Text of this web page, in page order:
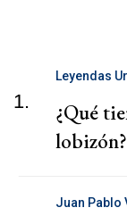
1.
Leyendas
¿Qué
lobizón?
Juan Pablo